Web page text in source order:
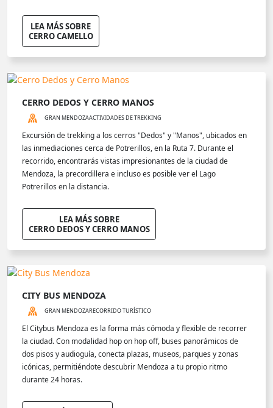
LEA MÁS SOBRE
CERRO CAMELLO
CERRO DEDOS Y CERRO MANOS
GRAN MENDOZAACTIVIDADES DE TREKKING
Excursión de trekking a los cerros "Dedos" y "Manos", ubicados en
las inmediaciones cerca de Potrerillos, en la Ruta 7. Durante el
recorrido, encontrarás vistas impresionantes de la ciudad de
Mendoza, la precordillera e incluso es posible ver el Lago
Potrerillos en la distancia.
LEA MÁS SOBRE
CERRO DEDOS Y CERRO MANOS
CITY BUS MENDOZA
GRAN MENDOZARECORRIDO TURÍSTICO
El Citybus Mendoza es la forma más cómoda y flexible de recorrer
la ciudad. Con modalidad hop on hop off, buses panorámicos de
dos pisos y audioguía, conecta plazas, museos, parques y zonas
icónicas, permitiéndote descubrir Mendoza a tu propio ritmo
durante 24 horas.